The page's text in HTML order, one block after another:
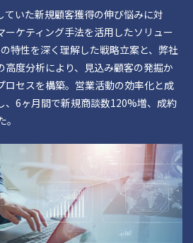
ていた新規顧客獲得の伸び悩みに対
ーケティング手法を活用したソリュー
特性を深く理解した戦略立案と、弊社
度分析により、見込み顧客の発掘か
ロセスを構築。営業活動の効率化と成
、6ヶ月間で新規商談数120%増、成約